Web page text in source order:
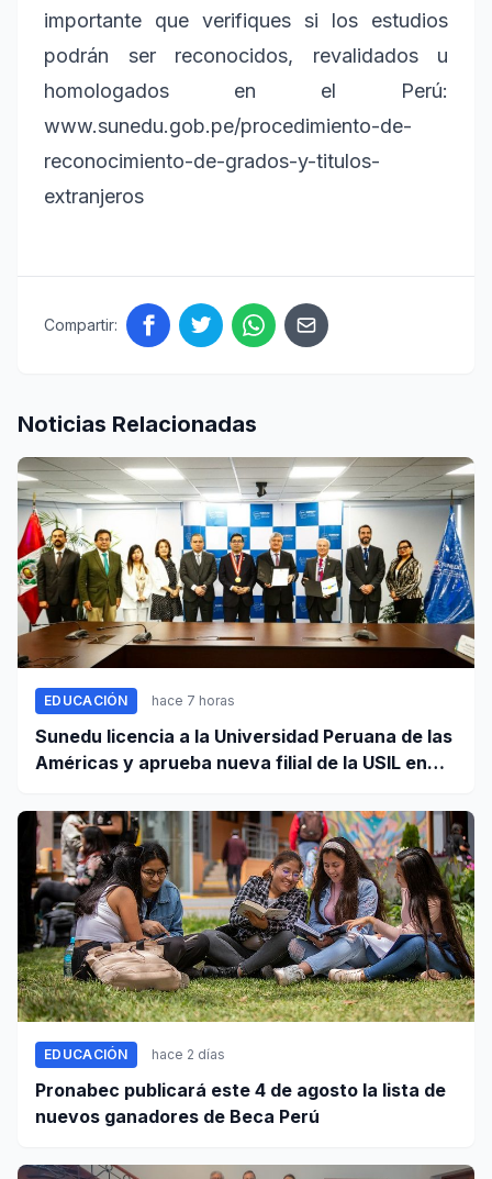
importante que verifiques si los estudios
podrán ser reconocidos, revalidados u
homologados en el Perú:
www.sunedu.gob.pe/procedimiento-de-
reconocimiento-de-grados-y-titulos-
extranjeros
Compartir:
Noticias Relacionadas
EDUCACIÓN hace 7 horas
Sunedu licencia a la Universidad Peruana de las
Américas y aprueba nueva filial de la USIL en
EDUCACIÓN hace 2 días
Pronabec publicará este 4 de agosto la lista de
nuevos ganadores de Beca Perú